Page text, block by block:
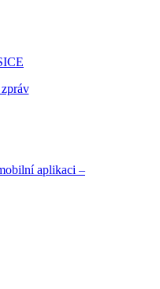
aplikaci –